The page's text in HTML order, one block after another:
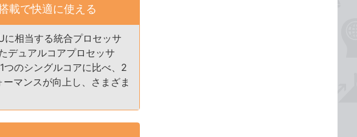
載で快適に使える
に相当する統合プロセッサ
デュアルコアプロセッサ
つのシングルコアに比べ、2
マンスが向上し、さまざま